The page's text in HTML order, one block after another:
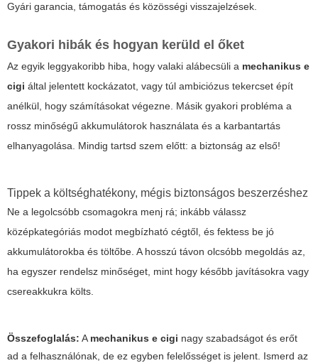
Gyári garancia, támogatás és közösségi visszajelzések.
Gyakori hibák és hogyan kerüld el őket
Az egyik leggyakoribb hiba, hogy valaki alábecsüli a mechanikus e
cigi által jelentett kockázatot, vagy túl ambiciózus tekercset épít
anélkül, hogy számításokat végezne. Másik gyakori probléma a
rossz minőségű akkumulátorok használata és a karbantartás
elhanyagolása. Mindig tartsd szem előtt: a biztonság az első!
Tippek a költséghatékony, mégis biztonságos beszerzéshez
Ne a legolcsóbb csomagokra menj rá; inkább válassz
középkategóriás modot megbízható cégtől, és fektess be jó
akkumulátorokba és töltőbe. A hosszú távon olcsóbb megoldás az,
ha egyszer rendelsz minőséget, mint hogy később javításokra vagy
csereakkukra költs.
Összefoglalás: A mechanikus e cigi nagy szabadságot és erőt
ad a felhasználónak, de ez egyben felelősséget is jelent. Ismerd az